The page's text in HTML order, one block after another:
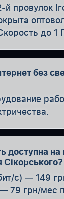
провулок
до 1
без
доступна
Сікорського?
с) — 149
79 грн/мес